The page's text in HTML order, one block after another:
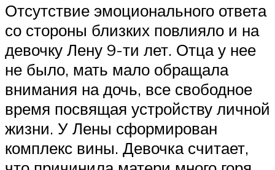
Отсутствие эмоционального ответа
со стороны близких повлияло и на
девочку Лену 9-ти лет. Отца у нее
не было, мать мало обращала
внимания на дочь, все свободное
время посвящая устройству личной
жизни. У Лены сформирован
комплекс вины. Девочка считает,